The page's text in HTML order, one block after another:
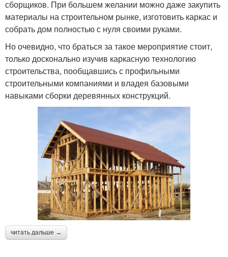
сборщиков. При большем желании можно даже закупить
материалы на строительном рынке, изготовить каркас и
собрать дом полностью с нуля своими руками.
Но очевидно, что браться за такое мероприятие стоит,
только досконально изучив каркасную технологию
строительства, пообщавшись с профильными
строительными компаниями и владея базовыми
навыками сборки деревянных конструкций.
читать дальше →